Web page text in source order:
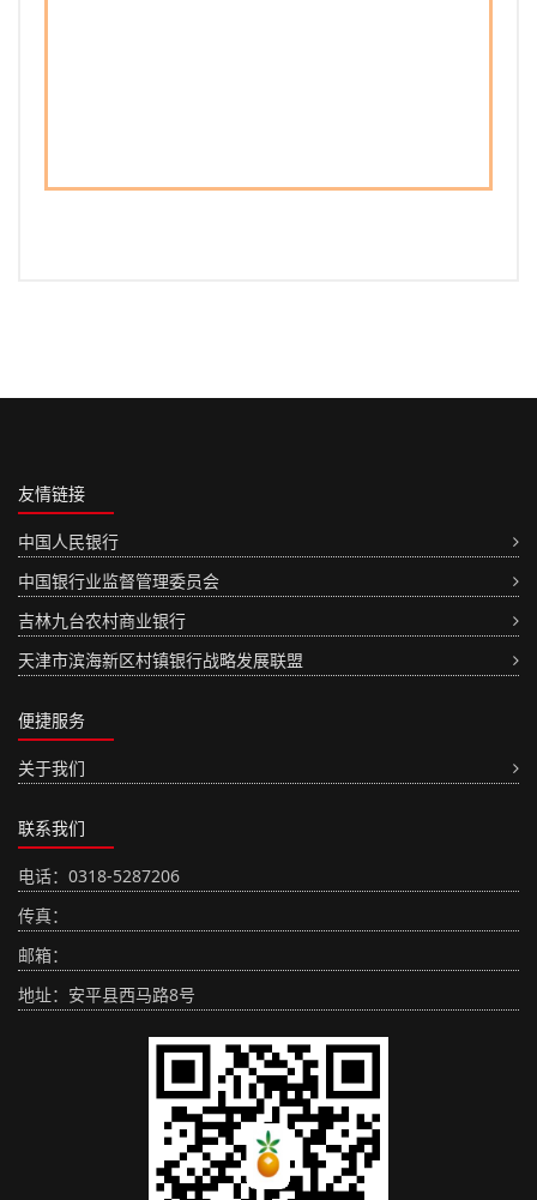
友情链接
中国人民银行
中国银行业监督管理委员会
吉林九台农村商业银行
天津市滨海新区村镇银行战略发展联盟
便捷服务
关于我们
联系我们
电话：0318-5287206
传真：
邮箱：
地址：安平县西马路8号